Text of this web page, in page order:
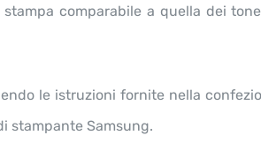
comparabile a quella dei
le istruzioni fornite nella
stampante Samsung.